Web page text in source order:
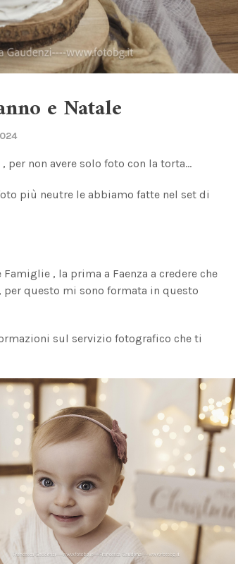
e Natale
non avere solo foto con la torta...
più neutre le abbiamo fatte nel set di
, la prima a Faenza a credere che
questo mi sono formata in questo
sul servizio fotografico che ti